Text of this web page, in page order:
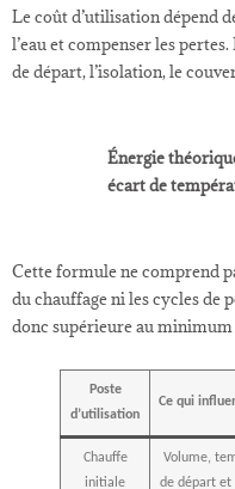
Le coût d’utilisation dépend
l’eau et compenser les
de départ, l’isolation, le
Énergie
écart de
Cette formule ne comprend
du chauffage ni les cycles de
donc supérieure au
Poste
d’utilisation
Ce qui
Chauffe
initiale
Volume,
de départ et